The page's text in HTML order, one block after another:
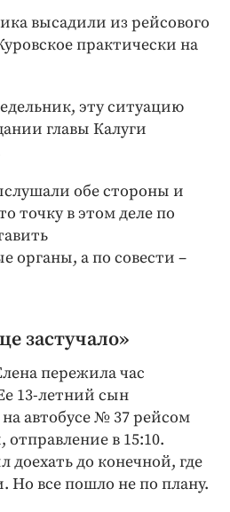
высадили из рейсового
практически на
эту ситуацию
главы Калуги
обе стороны и
точку в этом деле по
органы, а по совести –
застучало»
пережила час
13-летний сын
автобусе № 37 рейсом
в 15:10.
до конечной, где
Но все пошло не по плану.